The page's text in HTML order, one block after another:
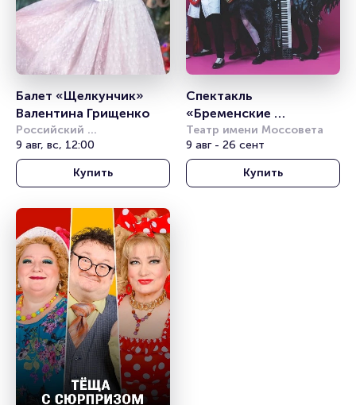
Балет «Щелкунчик»
Валентина Грищенко
Российский
академический
молодёжный театр (РАМТ)
9 авг, вс, 12:00
Купить
Спектакль
«Бременские
музыканты»
Театр имени Моссовета
9 авг - 26 сент
Купить